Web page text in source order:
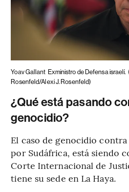
Yoav Gallant Exministro de Defensa israelí.
Rosenfeld/Alexi J. Rosenfeld)
¿Qué está pasando
genocidio?
El caso de genocidio
por Sudáfrica, está siendo
Corte Internacional de
tiene su sede en La Haya.